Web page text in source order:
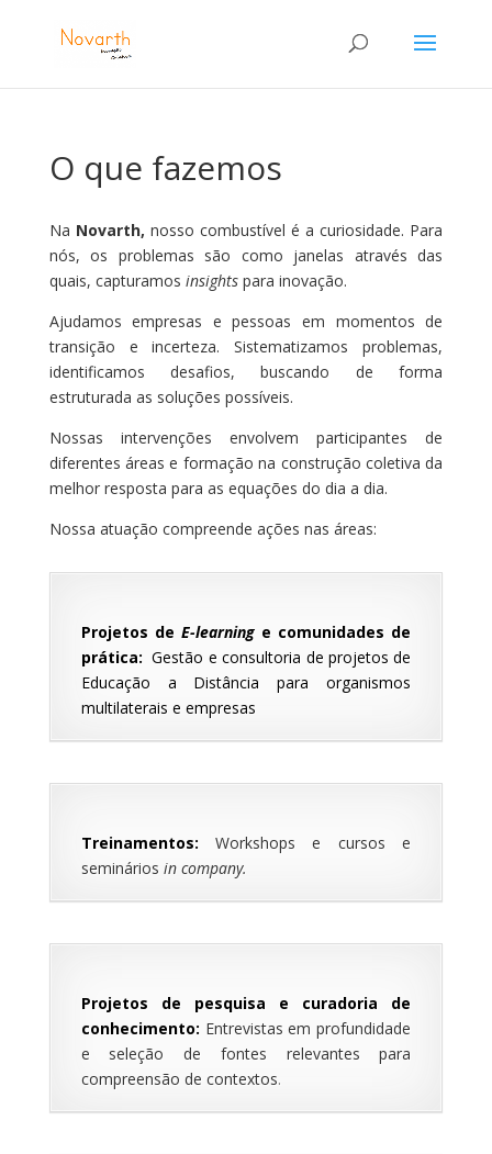
O que fazemos
Na Novarth, nosso combustível é a curiosidade. Para
nós, os problemas são como janelas através das
quais, capturamos insightspara inovação.
Ajudamos empresas e pessoas em momentos de
transição e incerteza. Sistematizamos problemas,
identificamos desafios, buscando de forma
estruturada as soluções possíveis.
Nossas intervenções envolvem participantes de
diferentes áreas e formação na construção coletiva da
melhor resposta para as equações do dia a dia.
Nossa atuação compreende ações nas áreas:
Projetos de E-learninge comunidades de
prática: Gestão e consultoria de projetos de
Educação a Distância para organismos
multilaterais e empresas
Treinamentos: Workshops e cursos e
seminários in company.
Projetos de pesquisa e curadoria de
conhecimento: Entrevistas em profundidade
e seleção de fontes relevantes para
compreensão de contextos.